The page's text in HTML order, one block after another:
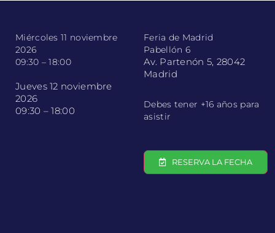
Miércoles 11 noviembre
2026
09:30 – 18:00
Jueves 12 noviembre
2026
09:30 – 18:00
Feria de Madrid
Pabellón 6
Av. Partenón 5, 28042
Madrid
Debes tener +16 años para
asistir
RESERVA LA FECHA